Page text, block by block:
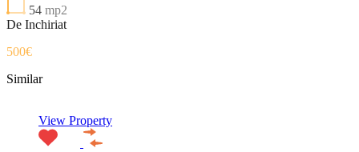
54 mp2
De Inchiriat
500€
Similar
View Property